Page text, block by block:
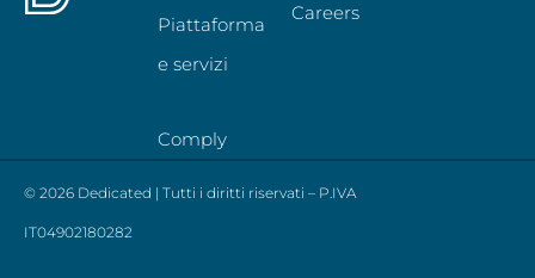
Piattaforma
e servizi
Comply
Careers
© 2026 Dedicated | Tutti i diritti riservati – P.IVA
IT04902180282